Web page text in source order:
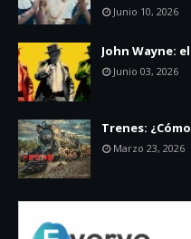
Junio 10, 2026
John Wayne:
Junio 03, 2026
Trenes:
Marzo 23, 2026